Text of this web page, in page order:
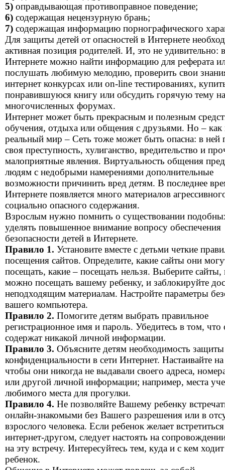
5) оправдывающая противоправное поведение;
6) содержащая нецензурную брань;
7) содержащая информацию порнографического
Для защиты детей от опасностей в Интернете
активная позиция родителей. И, это не удивительно:
Интернете можно найти информацию для реферата
послушать любимую мелодию, проверить свои
интернет конкурсах или on-line тестированиях,
понравившуюся книгу или обсудить горячую тему на
многочисленных форумах.
Интернет может быть прекрасным и полезным
обучения, отдыха или общения с друзьями. Но – как
реальный мир – Сеть тоже может быть опасна: в ней
своя преступность, хулиганство, вредительство и
малоприятные явления. Виртуальность общения
людям с недобрыми намерениями дополнительные
возможности причинить вред детям. В последнее
Интернете появляется много материалов
социально опасного содержания.
Взрослым нужно помнить о существовании
уделять повышенное внимание вопросу обеспечения
безопасности детей в Интернете.
Правило 1. Установите вместе с детьми четкие
посещения сайтов. Определите, какие сайты они
посещать, какие – посещать нельзя. Выберите сайты,
можно посещать вашему ребенку, и заблокируйте
неподходящим материалам. Настройте параметры
вашего компьютера.
Правило 2. Помогите детям выбрать правильное
регистрационное имя и пароль. Убедитесь в том, что
содержат никакой личной информации.
Правило 3. Объясните детям необходимость
конфиденциальности в сети Интернет. Настаивайте
чтобы они никогда не выдавали своего адреса,
или другой личной информации; например, места
любимого места для прогулки.
Правило 4. Не позволяйте Вашему ребенку
онлайн-знакомыми без Вашего разрешения или в
взрослого человека. Если ребенок желает
интернет-другом, следует настоять на
на эту встречу. Интересуйтесь тем, куда и с кем
ребенок.